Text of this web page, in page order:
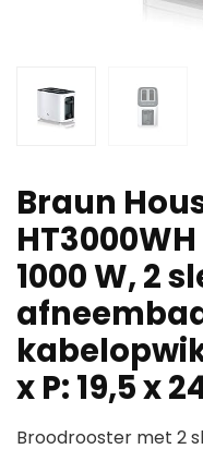
Braun
1000 W, 2
x P: 19,5 x
Broodrooster met 2